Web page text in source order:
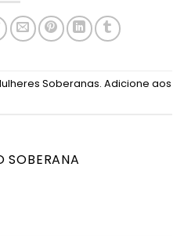
Soberanas. Adicione aos
SOBERANA